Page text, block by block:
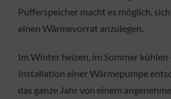
Pufferspeicher macht es möglich,
einen Wärmevorrat anzulegen.
Im Winter heizen, im Sommer
Installation einer Wärmepumpe
das ganze Jahr von einem